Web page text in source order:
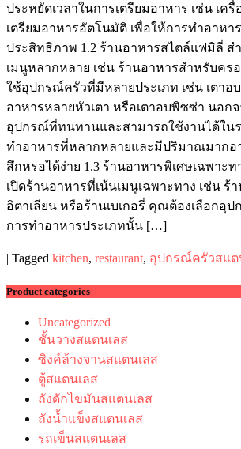
ประหยัดเวลาในการเตรียมอาหาร เช่น เครื่
เตรียมอาหารอัตโนมัติ เพื่อให้การทำอาหา
ประสิทธิภาพ 1.2 ร้านอาหารสไตล์แฟมิลี่ ส
เมนูหลากหลาย เช่น ร้านอาหารสำหรับคร
ใช้อุปกรณ์ครัวที่มีหลายประเภท เช่น เตาอ
อาหารหลายหัวเตา หรือเตาอบพิซซ่า นอก
อุปกรณ์ที่ทนทานและสามารถใช้งานได้ในร
ทำอาหารที่หลากหลายและมีปริมาณมาก
สึกหรอได้ง่าย 1.3 ร้านอาหารพิเศษเฉพาะ
เปิดร้านอาหารที่เน้นเมนูเฉพาะทาง เช่น
อิตาเลียน หรือร้านเบเกอรี่ คุณต้องเลือกอุ
การทำอาหารประเภทนั้น […]
| Tagged kitchen, restaurant, อุปกรณ์ครัวสแต
Product categories
Uncategorized
ชั้นวางสแตนเลส
ซิงค์ล้างจานสแตนเลส
ตู้สแตนเลส
ถังดักไขมันสแตนเลส
ถังน้ำแข็งสแตนเลส
รถเข็นสแตนเลส